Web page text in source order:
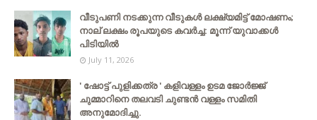
വീടുപണി നടക്കുന്ന വീടുകൾ ലക്ഷ്യമിട്ട് മോഷണം;
നാല് ലക്ഷം രൂപയുടെ കവർച്ച: മൂന്ന് യുവാക്കൾ
പിടിയിൽ
July 11, 2026
' ഷോട്ട് പുളിക്കത്ര ' കളിവള്ളം ഉടമ ജോർജ്ജ്
ചുമ്മാറിനെ തലവടി ചുണ്ടൻ വള്ളം സമിതി
അനുമോദിച്ചു.